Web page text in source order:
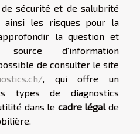
sécurité et de salubrité
ainsi les risques pour la
la question et
d'information
de consulter le site
, qui offre un
types de diagnostics
dans le cadre légal de